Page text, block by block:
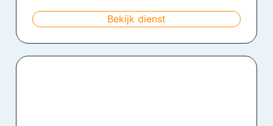
Bekijk dienst